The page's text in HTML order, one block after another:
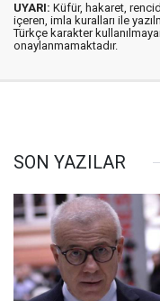
UYARI: Küfür, hakaret,
içeren, imla kuralları ile
Türkçe karakter
onaylanmamaktadır.
SON YAZILAR